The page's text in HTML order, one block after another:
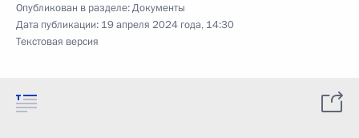
Опубликован в разделе:Документы
Дата публикации: 19 апреля 2024 года, 14:30
Текстовая версия